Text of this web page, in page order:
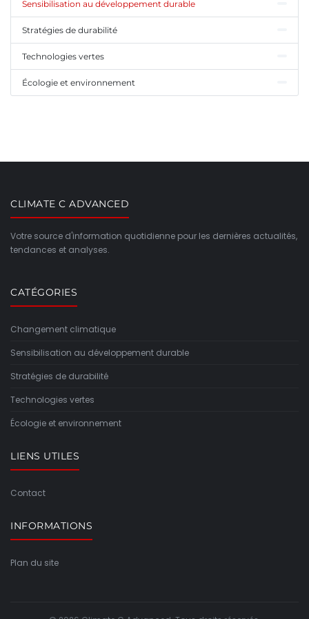
Sensibilisation au développement durable
Stratégies de durabilité
Technologies vertes
Écologie et environnement
CLIMATE C ADVANCED
Votre source d'information quotidienne pour les dernières actualités,
tendances et analyses.
CATÉGORIES
Changement climatique
Sensibilisation au développement durable
Stratégies de durabilité
Technologies vertes
Écologie et environnement
LIENS UTILES
Contact
INFORMATIONS
Plan du site